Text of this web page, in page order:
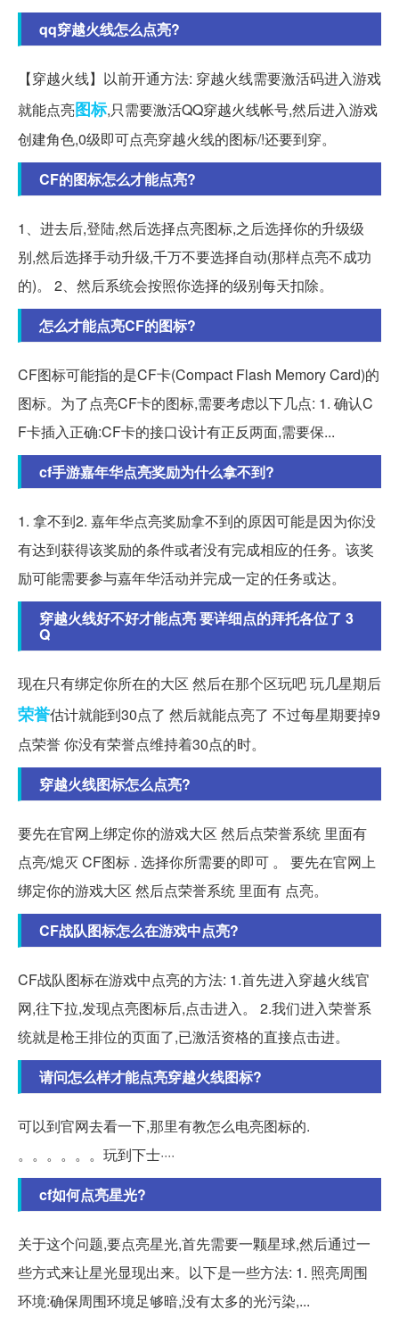
qq穿越火线怎么点亮?
【穿越火线】以前开通方法: 穿越火线需要激活码进入游戏
就能点亮图标,只需要激活QQ穿越火线帐号,然后进入游戏
创建角色,0级即可点亮穿越火线的图标/!还要到穿。
CF的图标怎么才能点亮?
1、进去后,登陆,然后选择点亮图标,之后选择你的升级级
别,然后选择手动升级,千万不要选择自动(那样点亮不成功
的)。 2、然后系统会按照你选择的级别每天扣除。
怎么才能点亮CF的图标?
CF图标可能指的是CF卡(Compact Flash Memory Card)的
图标。为了点亮CF卡的图标,需要考虑以下几点: 1. 确认C
F卡插入正确:CF卡的接口设计有正反两面,需要保...
cf手游嘉年华点亮奖励为什么拿不到?
1. 拿不到2. 嘉年华点亮奖励拿不到的原因可能是因为你没
有达到获得该奖励的条件或者没有完成相应的任务。该奖
励可能需要参与嘉年华活动并完成一定的任务或达。
穿越火线好不好才能点亮 要详细点的拜托各位了 3
Q
现在只有绑定你所在的大区 然后在那个区玩吧 玩几星期后
荣誉估计就能到30点了 然后就能点亮了 不过每星期要掉9
点荣誉 你没有荣誉点维持着30点的时。
穿越火线图标怎么点亮?
要先在官网上绑定你的游戏大区 然后点荣誉系统 里面有
点亮/熄灭 CF图标 . 选择你所需要的即可 。 要先在官网上
绑定你的游戏大区 然后点荣誉系统 里面有 点亮。
CF战队图标怎么在游戏中点亮?
CF战队图标在游戏中点亮的方法: 1.首先进入穿越火线官
网,往下拉,发现点亮图标后,点击进入。 2.我们进入荣誉系
统就是枪王排位的页面了,已激活资格的直接点击进。
请问怎么样才能点亮穿越火线图标?
可以到官网去看一下,那里有教怎么电亮图标的.
。。。。。。玩到下士····
cf如何点亮星光?
关于这个问题,要点亮星光,首先需要一颗星球,然后通过一
些方式来让星光显现出来。以下是一些方法: 1. 照亮周围
环境:确保周围环境足够暗,没有太多的光污染,...